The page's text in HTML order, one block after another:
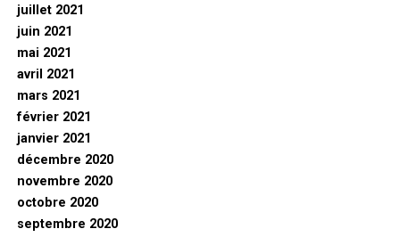
juillet 2021
juin 2021
mai 2021
avril 2021
mars 2021
février 2021
janvier 2021
décembre 2020
novembre 2020
octobre 2020
septembre 2020